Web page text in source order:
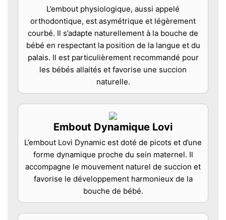
L’embout physiologique, aussi appelé
orthodontique, est asymétrique et légèrement
courbé. Il s’adapte naturellement à la bouche de
bébé en respectant la position de la langue et du
palais. Il est particulièrement recommandé pour
les bébés allaités et favorise une succion
naturelle.
Embout Dynamique Lovi
L’embout Lovi Dynamic est doté de picots et d’une
forme dynamique proche du sein maternel. Il
accompagne le mouvement naturel de succion et
favorise le développement harmonieux de la
bouche de bébé.